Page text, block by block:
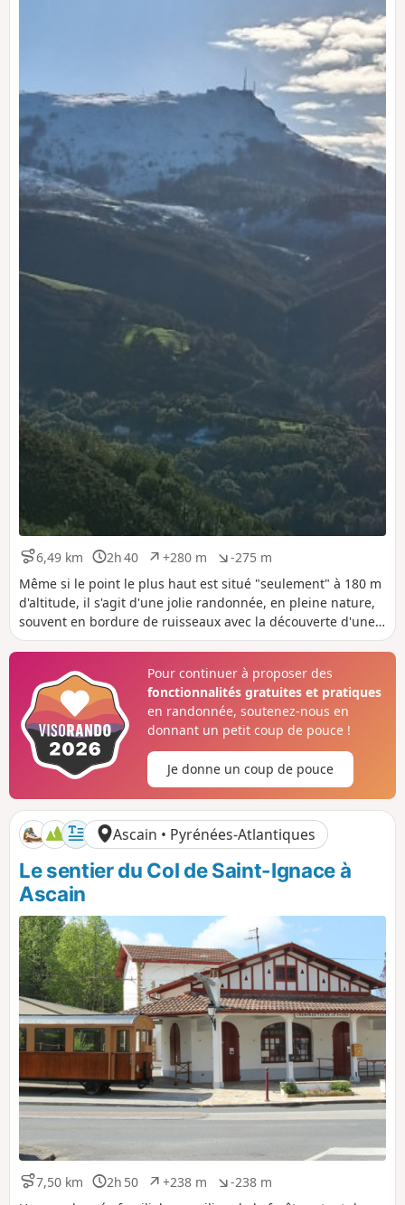
6,49 km
D
i
s
t
a
n
2h 40
D
u
r
é
e
+280 m
D
é
n
i
v
e
é
p
o
s
t
-275 m
D
é
n
i
v
e
é
n
é
g
i
f
Même si le point le plus haut est situé "seulement" à 180 m
d'altitude, il s'agit d'une jolie randonnée, en pleine nature,
souvent en bordure de ruisseaux avec la découverte d'une
belle cascade.
Pour continuer à proposer des
fonctionnalités gratuites et pratiques
en randonnée, soutenez-nous en
donnant un petit coup de pouce !
Je donne un coup de pouce
Ascain • Pyrénées-Atlantiques
Le sentier du Col de Saint-Ignace à
Ascain
7,50 km
D
2h 50
D
+238 m
D
-238 m
D